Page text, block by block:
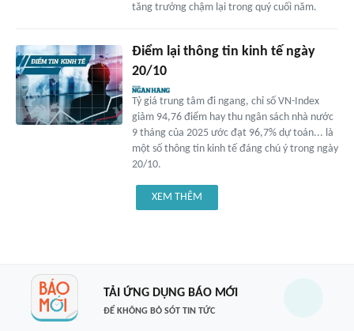
tăng trưởng chậm lại trong quý cuối năm.
Điểm lại thông tin kinh tế ngày
20/10
Tỷ giá trung tâm đi ngang, chỉ số VN-Index
giảm 94,76 điểm hay thu ngân sách nhà nước
9 tháng của 2025 ước đạt 96,7% dự toán... là
một số thông tin kinh tế đáng chú ý trong ngày
20/10.
XEM THÊM
TẢI ỨNG DỤNG BÁO MỚI
ĐỂ KHÔNG BỎ SÓT TIN TỨC